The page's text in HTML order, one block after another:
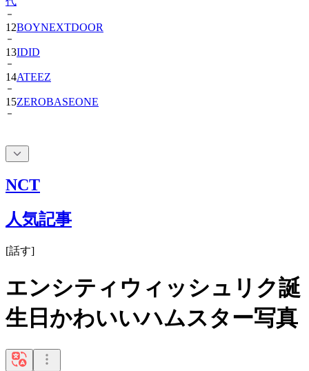
12
13IDID
14ATEEZ
15ZEROBASEONE
NCT
人気記事
[話す]
エンシティウィッシュリク誕
生日かわいいハムスター写真